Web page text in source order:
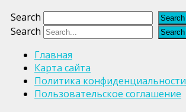
Search
Search
Главная
Карта сайта
Политика конфиденциальности
Пользовательское соглашение